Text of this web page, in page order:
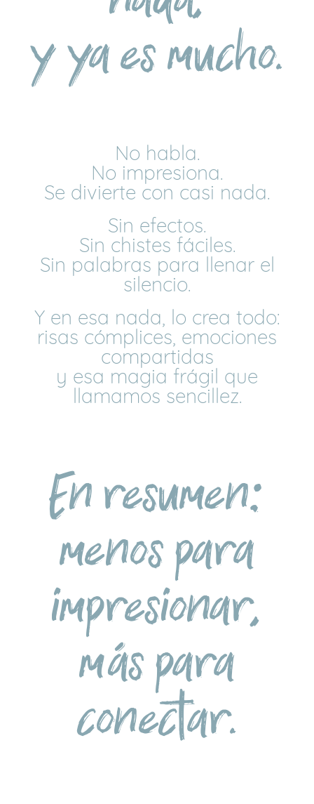
y ya es mucho.
No habla.
No impresiona.
Se divierte con casi nada.
Sin efectos.
Sin chistes fáciles.
Sin palabras para llenar el
silencio.
Y en esa nada, lo crea todo:
risas cómplices, emociones
compartidas
y esa magia frágil que
llamamos sencillez.
En resumen:
menos para
impresionar,
más para
conectar.